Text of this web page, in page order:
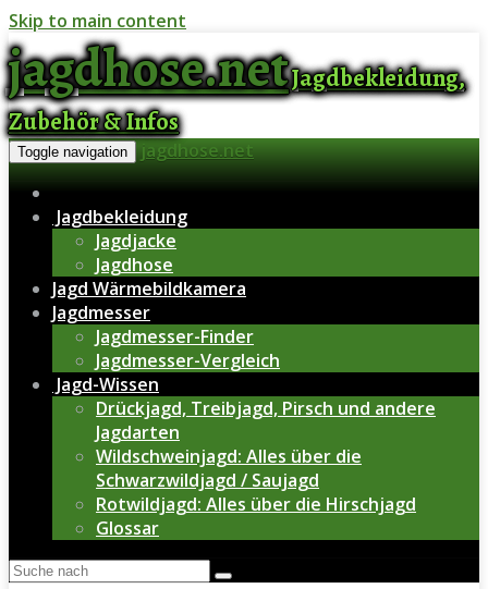
Skip to main content
jagdhose.netJagdbekleidung,
Zubehör & Infos
Toggle navigation jagdhose.net
Jagdbekleidung
Jagdjacke
Jagdhose
Jagd Wärmebildkamera
Jagdmesser
Jagdmesser-Finder
Jagdmesser-Vergleich
Jagd-Wissen
Drückjagd, Treibjagd, Pirsch und andere
Jagdarten
Wildschweinjagd: Alles über die
Schwarzwildjagd / Saujagd
Rotwildjagd: Alles über die Hirschjagd
Glossar